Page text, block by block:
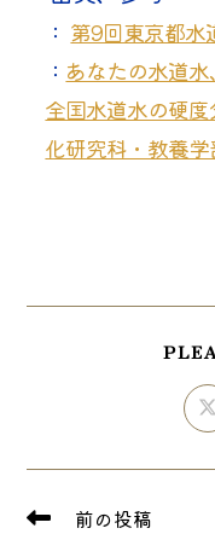
： 第9回東京都水
： あなたの水道
全国水道水の硬
化研究科・教養
そ
前の投稿